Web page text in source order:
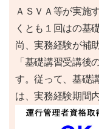
ＡＳＶＡ等が実施
くとも１回はの基
尚、実務経験が補
「基礎講習受講後
す。従って、基礎
は、実務経験期間